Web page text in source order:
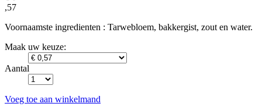
,57
Voornaamste ingredienten : Tarwebloem, bakkergist, zout en water.
Maak uw keuze:
Aantal
Voeg toe aan winkelmand